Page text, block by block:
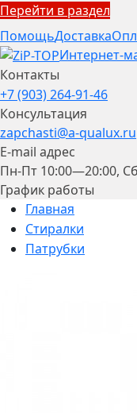
Перейти в раздел
ПомощьДоставка
Интернет-
Контакты
+7 (903) 264-91-46
Консультация
zapchasti@a-qualux.ru
E-mail адрес
Пн-Пт 10:00—20:00,
График работы
Главная
Стиралки
Патрубки